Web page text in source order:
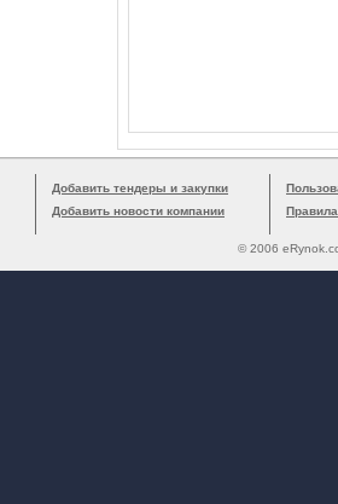
Добавить тендеры и закупки
Добавить новости компании
© 2006